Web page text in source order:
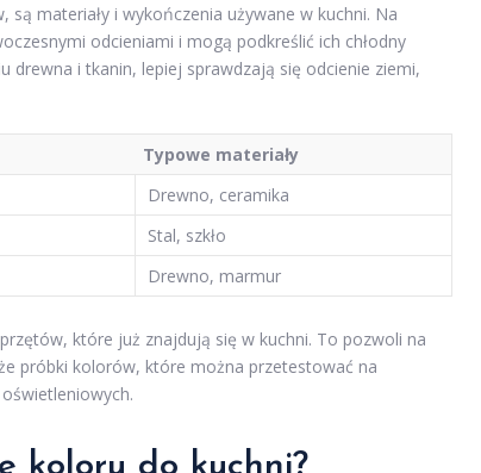
materiały i wykończenia używane w kuchni. Na
odcieniami i mogą podkreślić ich chłodny
drewna i tkanin, lepiej sprawdzają się odcienie ziemi,
Typowe materiały
Drewno, ceramika
Stal, szkło
Drewno, marmur
które już znajdują się w kuchni. To pozwoli na
próbki kolorów, które można przetestować na